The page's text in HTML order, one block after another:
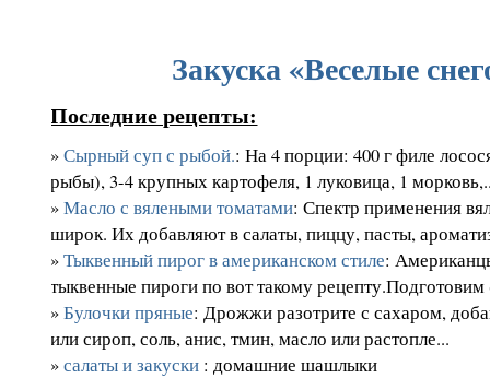
Закуска «Веселые
Последние рецепты:
»Сырный суп с рыбой.: На 4 порции: 400 г филе
рыбы), 3-4 крупных картофеля, 1 луковица, 1
»Масло с вялеными томатами: Спектр применения
широк. Их добавляют в салаты, пиццу, пасты,
»Тыквенный пирог в американском стиле:
тыквенные пироги по вот такому рецепту.Подготовим
»Булочки пряные: Дрожжи разотрите с сахаром,
или сироп, соль, анис, тмин, масло или растопле...
»салаты и закуски : домашние шашлыки